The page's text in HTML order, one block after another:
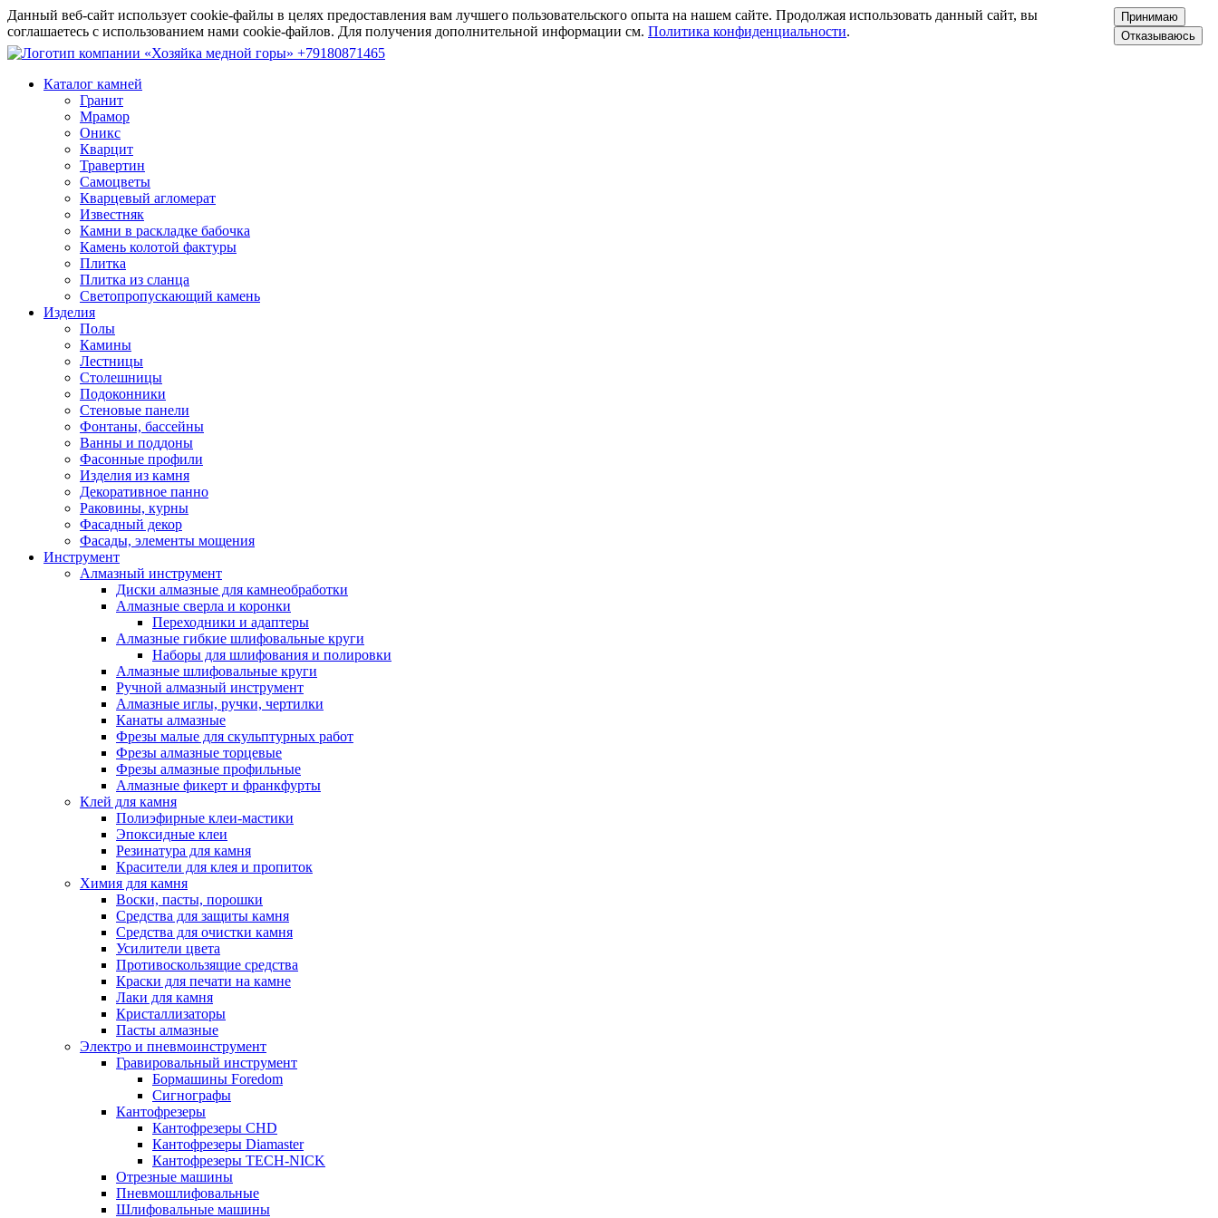
Данный веб-сайт использует cookie-файлы в целях предоставления вам лучшего пользовательского опыта на нашем сайте. Продолжая использовать данный сайт, вы
соглашаетесь с использованием нами cookie-файлов. Для получения дополнительной информации см. Политика конфиденциальности.
Принимаю
Отказываюсь
+79180871465
Каталог камней
Гранит
Мрамор
Оникс
Кварцит
Травертин
Самоцветы
Кварцевый агломерат
Известняк
Камни в раскладке бабочка
Камень колотой фактуры
Плитка
Плитка из сланца
Светопропускающий камень
Изделия
Полы
Камины
Лестницы
Столешницы
Подоконники
Стеновые панели
Фонтаны, бассейны
Ванны и поддоны
Фасонные профили
Изделия из камня
Декоративное панно
Раковины, курны
Фасадный декор
Фасады, элементы мощения
Инструмент
Алмазный инструмент
Диски алмазные для камнеобработки
Алмазные сверла и коронки
Переходники и адаптеры
Алмазные гибкие шлифовальные круги
Наборы для шлифования и полировки
Алмазные шлифовальные круги
Ручной алмазный инструмент
Алмазные иглы, ручки, чертилки
Канаты алмазные
Фрезы малые для скульптурных работ
Фрезы алмазные торцевые
Фрезы алмазные профильные
Алмазные фикерт и франкфурты
Клей для камня
Полиэфирные клеи-мастики
Эпоксидные клеи
Резинатура для камня
Красители для клея и пропиток
Химия для камня
Воски, пасты, порошки
Средства для защиты камня
Средства для очистки камня
Усилители цвета
Противоскользящие средства
Краски для печати на камне
Лаки для камня
Кристаллизаторы
Пасты алмазные
Электро и пневмоинструмент
Гравировальный инструмент
Бормашины Foredom
Сигнографы
Кантофрезеры
Кантофрезеры CHD
Кантофрезеры Diamaster
Кантофрезеры TECH-NICK
Отрезные машины
Пневмошлифовальные
Шлифовальные машины